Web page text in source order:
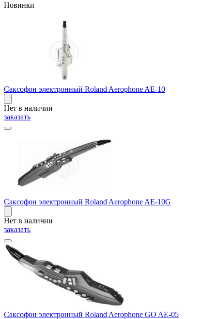
Новинки
Саксофон электронный Roland Aerophone AE-10
Нет в наличии
заказать
Саксофон электронный Roland Aerophone AE-10G
Нет в наличии
заказать
Саксофон электронный Roland Aerophone GO AE-05